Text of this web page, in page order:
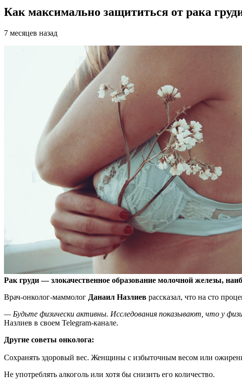
Как максимально защититься от рака
7 месяцев назад
Рак груди — злокачественное образование молочной железы,
Врач-онколог-маммолог Данаил Назлиев рассказал, что на сто
— Будьте физически активны. Исследования показывают, что у
Назлиев в своем Telegram-канале.
Другие советы онколога:
Сохранять здоровый вес. Женщины с избыточным весом или
Не употреблять алкоголь или хотя бы снизить его количество.